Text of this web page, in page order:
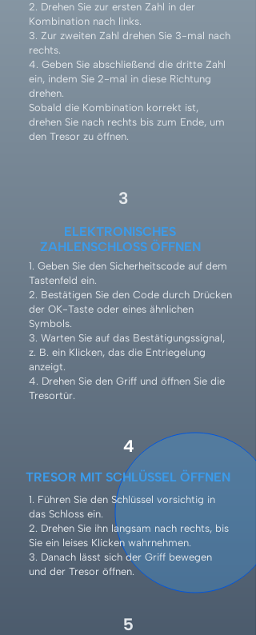
2. Drehen Sie zur ersten Zahl in der
Kombination nach links.
3. Zur zweiten Zahl drehen Sie 3-mal nach
rechts.
4. Geben Sie abschließend die dritte Zahl
ein, indem Sie 2-mal in diese Richtung
drehen.
Sobald die Kombination korrekt ist,
drehen Sie nach rechts bis zum Ende, um
den Tresor zu öffnen.
3
ELEKTRONISCHES
ZAHLENSCHLOSS ÖFFNEN
1. Geben Sie den Sicherheitscode auf dem
Tastenfeld ein.
2. Bestätigen Sie den Code durch Drücken
der OK-Taste oder eines ähnlichen
Symbols.
3. Warten Sie auf das Bestätigungssignal,
z. B. ein Klicken, das die Entriegelung
anzeigt.
4. Drehen Sie den Griff und öffnen Sie die
Tresortür.
4
TRESOR MIT SCHLÜSSEL ÖFFNEN
1. Führen Sie den Schlüssel vorsichtig in
das Schloss ein.
2. Drehen Sie ihn langsam nach rechts, bis
Sie ein leises Klicken wahrnehmen.
3. Danach lässt sich der Griff bewegen
und der Tresor öffnen.
5